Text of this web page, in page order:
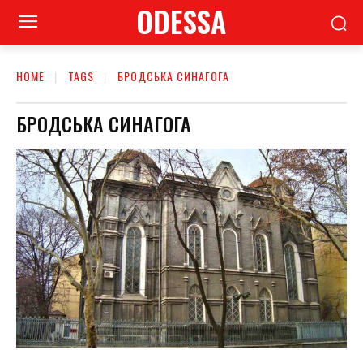
ODESSA
HOME TAGS БРОДСЬКА СИНАГОГА
БРОДСЬКА СИНАГОГА